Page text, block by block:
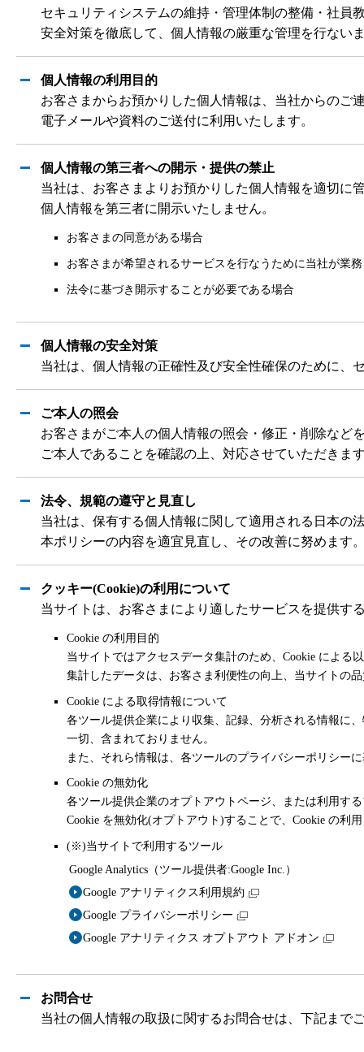
セキュリティシステムの維持・管理体制の整備・社員
安全対策を徹底して、個人情報の厳重な管理を行ない
個人情報の利用目的
お客さまからお預かりした個人情報は、当社からのご
電子メールや資料のご送付に利用いたします。
個人情報の第三者への開示・提供の禁止
当社は、お客さまよりお預かりした個人情報を適切に
個人情報を第三者に開示いたしません。
お客さまの同意がある場合
お客さまが希望されるサービスを行なうために当社が業
法令に基づき開示することが必要である場合
個人情報の安全対策
当社は、個人情報の正確性及び安全性確保のために、
ご本人の照会
お客さまがご本人の個人情報の照会・修正・削除など
ご本人であることを確認の上、対応させていただきま
法令、規範の遵守と見直し
当社は、保有する個人情報に関して適用される日本の
本ポリシーの内容を適宜見直し、その改善に努めます
クッキー(Cookie)の利用について
当サイトは、お客さまにより適したサービスを提供す
Cookie の利用目的
当サイトではアクセスデータ集計のため、Cookie による
集計したデータは、お客さま利便性の向上、当サイトの
Cookie による取得情報について
各ツール提供企業により収集、記録、分析される情報に
一切、含まれておりません。
また、それら情報は、各ツールのプライバシーポリシー
Cookie の無効化
各ツール提供企業のオプトアウトページ、または利用す
Cookie を無効化(オプトアウト)することで、Cookie の利
(※)当サイトで利用するツール
Google Analytics（ツール提供者:Google Inc.）
Google アナリティクス利用規約
Google プライバシーポリシー
Google アナリティクス オプトアウト アドオン
お問合せ
当社の個人情報の取扱に関するお問合せは、下記まで